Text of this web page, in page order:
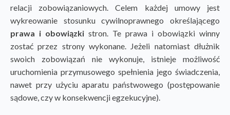
relacji zobowiązaniowych. Celem każdej umowy jest
wykreowanie stosunku cywilnoprawnego określającego
prawa i obowiązki stron. Te prawa i obowiązki winny
zostać przez strony wykonane. Jeżeli natomiast dłużnik
swoich zobowiązań nie wykonuje, istnieje możliwość
uruchomienia przymusowego spełnienia jego świadczenia,
nawet przy użyciu aparatu państwowego (postępowanie
sądowe, czy w konsekwencji egzekucyjne).